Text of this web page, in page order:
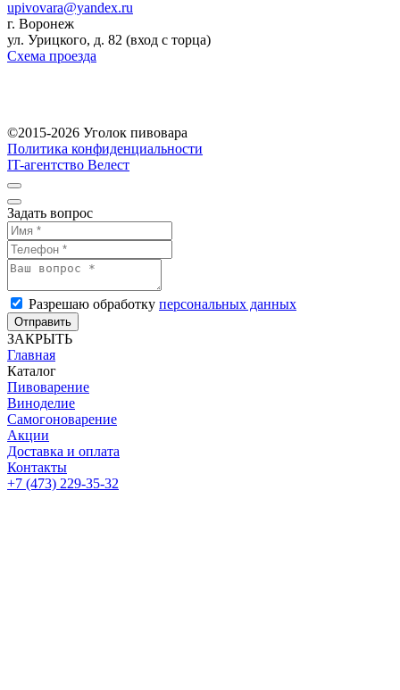
upivovara@yandex.ru
г. Воронеж
ул. Урицкого, д. 82 (вход с торца)
Схема проезда
©2015-2026 Уголок пивовара
Политика конфиденциальности
IT-агентство Велест
Задать вопрос
Разрешаю обработку персональных данных
Отправить
ЗАКРЫТЬ
Главная
Каталог
Пивоварение
Виноделие
Самогоноварение
Акции
Доставка и оплата
Контакты
+7 (473) 229-35-32